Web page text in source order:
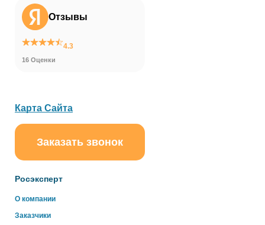
Отзывы
4.3
16 Оценки
Росэксперт
О компании
Заказчики
Карта Сайта
Заказать звонок
online
Здравствуйте!
Свяжитесь с нами через WhatsApp нажав на кнопку